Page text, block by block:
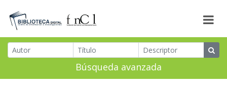
Búsqueda avanzada